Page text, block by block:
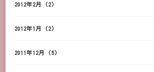
2012年2月 (2)
2012年1月 (2)
2011年12月 (5)